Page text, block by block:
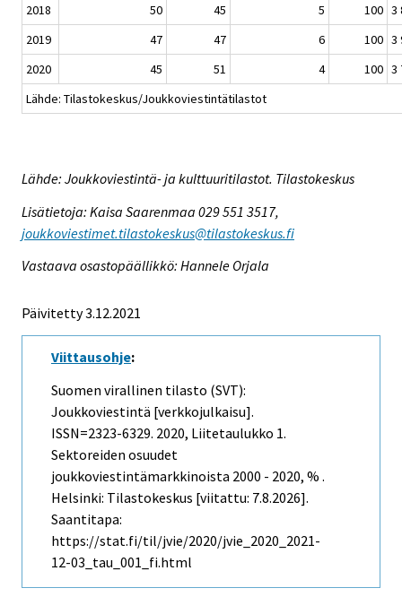
2018
50 45 5 100 3
2019
47 47 6 100 3
2020
45 51 4 100 3
Lähde: Tilastokeskus/Joukkoviestintätilastot
Lähde: Joukkoviestintä- ja kulttuuritilastot. Tilastokeskus
Lisätietoja: Kaisa Saarenmaa 029 551 3517,
joukkoviestimet.tilastokeskus@tilastokeskus.fi
Vastaava osastopäällikkö: Hannele Orjala
Päivitetty 3.12.2021
Viittausohje:
Suomen virallinen tilasto (SVT):
Joukkoviestintä [verkkojulkaisu].
ISSN=2323-6329. 2020, Liitetaulukko 1.
Sektoreiden osuudet
joukkoviestintämarkkinoista 2000 - 2020, % .
Helsinki: Tilastokeskus [viitattu: 7.8.2026].
Saantitapa:
https://stat.fi/til/jvie/2020/jvie_2020_2021-
12-03_tau_001_fi.html